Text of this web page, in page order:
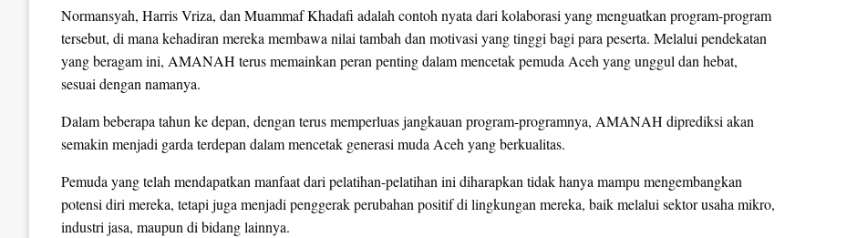
Normansyah, Harris Vriza, dan Muammaf Khadafi adalah contoh nyata dari kolaborasi yang menguatkan program-program
tersebut, di mana kehadiran mereka membawa nilai tambah dan motivasi yang tinggi bagi para peserta. Melalui pendekatan
yang beragam ini, AMANAH terus memainkan peran penting dalam mencetak pemuda Aceh yang unggul dan hebat,
sesuai dengan namanya.
Dalam beberapa tahun ke depan, dengan terus memperluas jangkauan program-programnya, AMANAH diprediksi akan
semakin menjadi garda terdepan dalam mencetak generasi muda Aceh yang berkualitas.
Pemuda yang telah mendapatkan manfaat dari pelatihan-pelatihan ini diharapkan tidak hanya mampu mengembangkan
potensi diri mereka, tetapi juga menjadi penggerak perubahan positif di lingkungan mereka, baik melalui sektor usaha mikro,
industri jasa, maupun di bidang lainnya.